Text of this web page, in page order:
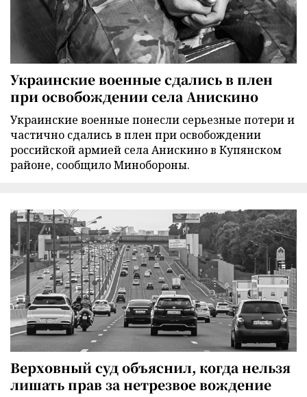
Украинские военные сдались в плен
при освобождении села Анискино
Украинские военные понесли серьезные потери и
частично сдались в плен при освобождении
российской армией села Анискино в Купянском
районе, сообщило Минобороны.
Верховный суд объяснил, когда нельзя
лишать прав за нетрезвое вождение